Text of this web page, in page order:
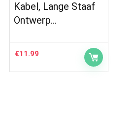
Kabel, Lange Staaf
Ontwerp…
€11.99